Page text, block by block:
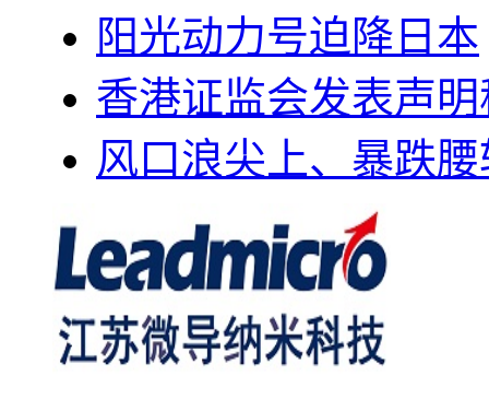
阳光动力号迫降日本
香港证监会发表声
风口浪尖上、暴跌